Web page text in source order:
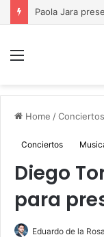
Menu
Home /Conciertos
Conciertos
Diego
para
Eduardo de la